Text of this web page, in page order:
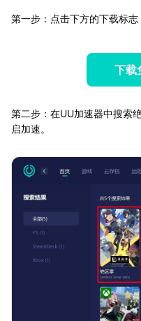
第一步：点击下方的下载标志
下载
第二步：在UU加速器中搜索
启加速。